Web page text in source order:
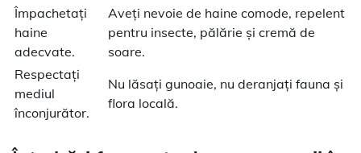
Împachetați
haine
adecvate.
Aveți nevoie de haine comode, repelent
pentru insecte, pălărie și cremă de
soare.
Respectați
mediul
înconjurător.
Nu lăsați gunoaie, nu deranjați fauna și
flora locală.